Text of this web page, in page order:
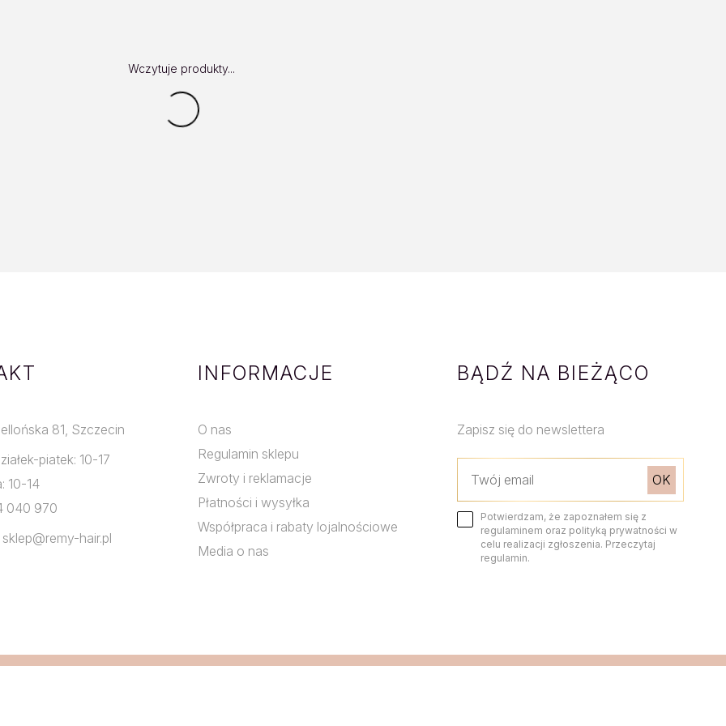
Wczytuje produkty...
81, Szczecin
piatek: 10-17
10-14
040 970
hair.pl
INFORMACJE
O nas
Regulamin sklepu
Zwroty i reklamacje
Płatności i wysyłka
Współpraca i rabaty lojalnościowe
Media o nas
BĄDŹ NA BIEŻĄCO
Zapisz się do newslettera
Potwierdzam, że zapoznałem się z
regulaminem oraz polityką prywatności w
celu realizacji zgłoszenia. Przeczytaj
regulamin.